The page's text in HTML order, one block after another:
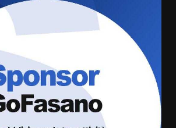
ufficialmente la Festa di
Savelletri
8 Agosto 2026 11:00
Savelletri in festa, domani sera
grande spettacolo con Uccio De
Santis
8 Agosto 2026 07:30